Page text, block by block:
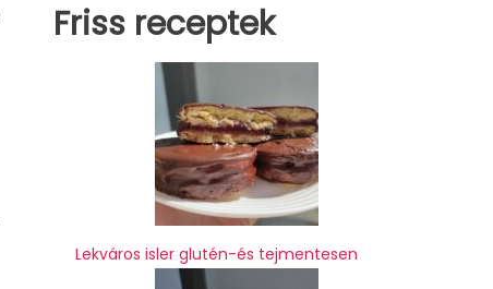
Friss receptek
Lekváros isler glutén-és tejmentesen